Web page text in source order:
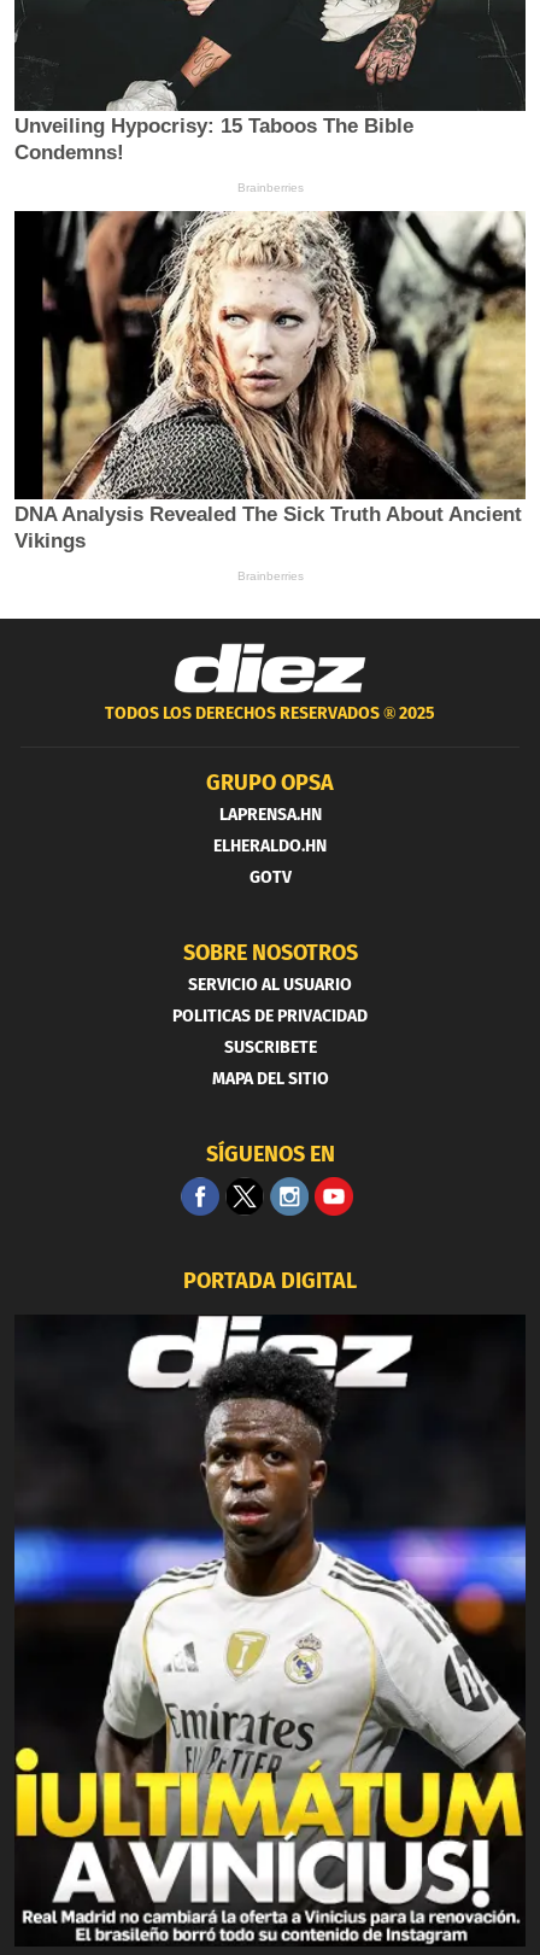
TODOS LOS DERECHOS RESERVADOS ®2025
GRUPO OPSA
LAPRENSA.HN
ELHERALDO.HN
GOTV
SOBRE NOSOTROS
SERVICIO AL USUARIO
POLITICAS DE PRIVACIDAD
SUSCRIBETE
MAPA DEL SITIO
SÍGUENOS EN
PORTADA DIGITAL